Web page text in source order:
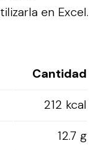
en Excel.
Cantidad
212 kcal
12.7 g